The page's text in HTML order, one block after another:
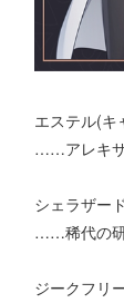
エステル(キ
……アレキサ
シェラザー
……稀代の研
ジークフリ